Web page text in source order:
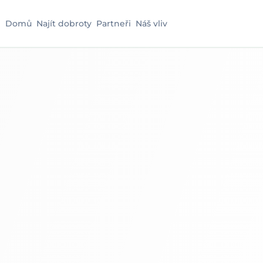
Domů Najít dobroty Partneři Náš vliv